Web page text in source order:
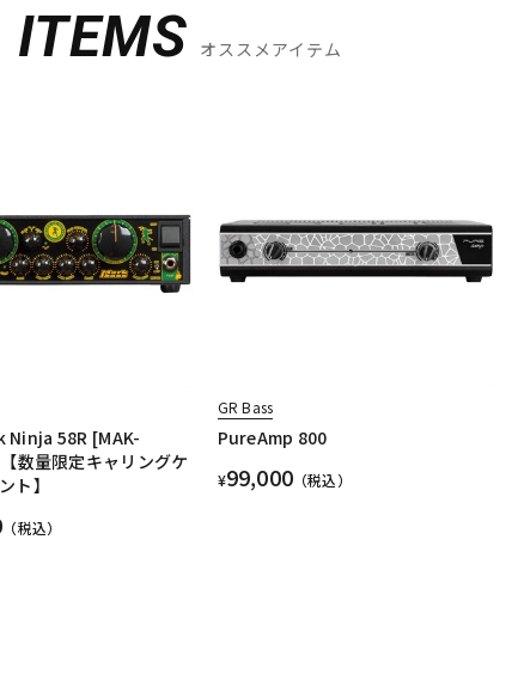
ITEMS オススメアイテム
58R [MAK-
数量限定キャリングケ
ト】
（税込）
GR Bass
PureAmp 800
¥99,000 （税込）